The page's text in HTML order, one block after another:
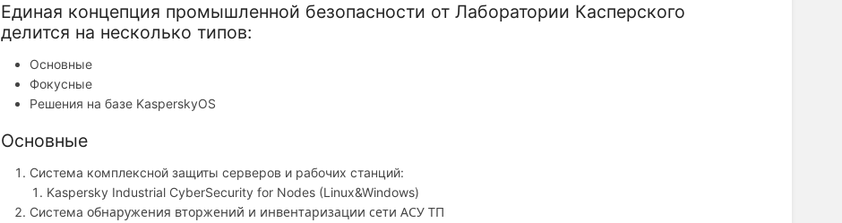
Единая концепция промышленной безопасности от Лаборатории Касперского
делится на несколько типов:
Основные
Фокусные
Решения на базе KasperskyOS
Основные
Система комплексной защиты серверов и рабочих станций:
Kaspersky Industrial CyberSecurity for Nodes (Linux&Windows)
Система обнаружения вторжений и инвентаризации сети АСУ ТП